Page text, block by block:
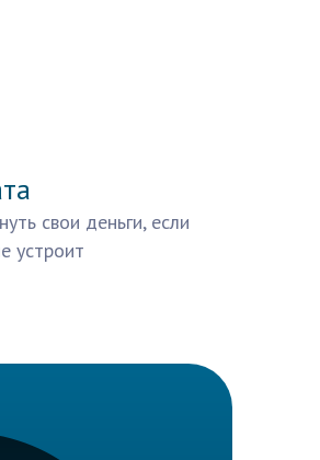
свои деньги, если
устроит